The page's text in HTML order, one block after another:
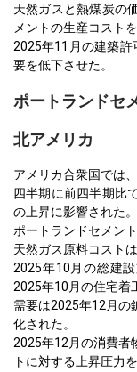
天然ガスと熱煤炭の
メントの生産コスト
2025年11月の建築許
要を低下させた。
ポートランドセ
北アメリカ
アメリカ合衆国では
四半期に前四半期比
の上昇に影響された。
ポートランドセメン
天然ガス原料コスト
2025年10月の総建
2025年10月の住宅着
需要は2025年12月の
化された。
2025年12月の消費者
トに対する上昇圧力